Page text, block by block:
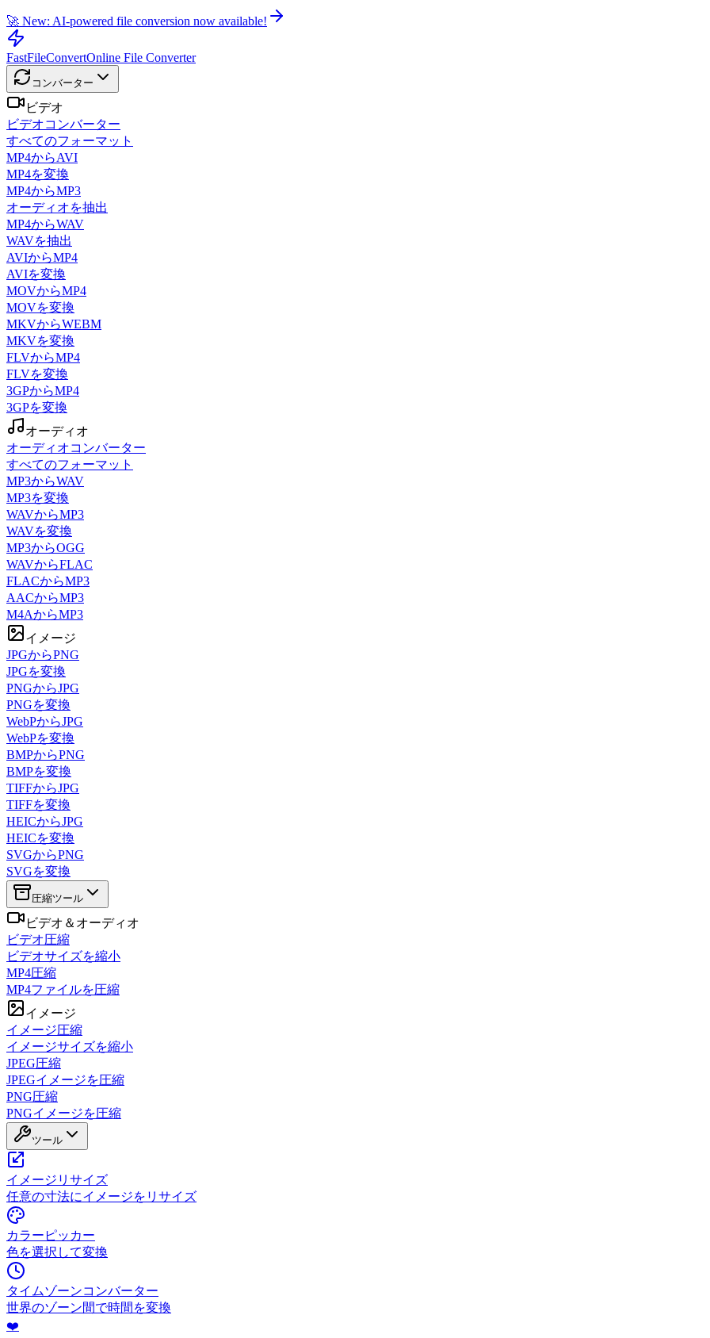
🚀 New: AI-powered file conversion now available!
FastFileConvertOnline File Converter
コンバーター
ビデオ
ビデオコンバーター
すべてのフォーマット
MP4からAVI
MP4を変換
MP4からMP3
オーディオを抽出
MP4からWAV
WAVを抽出
AVIからMP4
AVIを変換
MOVからMP4
MOVを変換
MKVからWEBM
MKVを変換
FLVからMP4
FLVを変換
3GPからMP4
3GPを変換
オーディオ
オーディオコンバーター
すべてのフォーマット
MP3からWAV
MP3を変換
WAVからMP3
WAVを変換
MP3からOGG
WAVからFLAC
FLACからMP3
AACからMP3
M4AからMP3
イメージ
JPGからPNG
JPGを変換
PNGからJPG
PNGを変換
WebPからJPG
WebPを変換
BMPからPNG
BMPを変換
TIFFからJPG
TIFFを変換
HEICからJPG
HEICを変換
SVGからPNG
SVGを変換
圧縮ツール
ビデオ＆オーディオ
ビデオ圧縮
ビデオサイズを縮小
MP4圧縮
MP4ファイルを圧縮
イメージ
イメージ圧縮
イメージサイズを縮小
JPEG圧縮
JPEGイメージを圧縮
PNG圧縮
PNGイメージを圧縮
ツール
イメージリサイズ
任意の寸法にイメージをリサイズ
カラーピッカー
色を選択して変換
タイムゾーンコンバーター
世界のゾーン間で時間を変換
❤️